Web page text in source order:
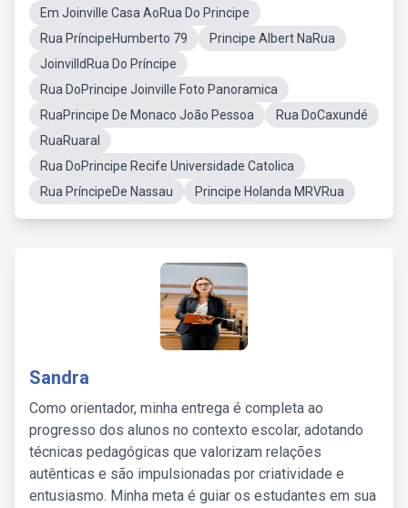
Em Joinville Casa AoRua Do Principe
Rua PríncipeHumberto 79
Principe Albert NaRua
JoinvilldRua Do Príncipe
Rua DoPrincipe Joinville Foto Panoramica
RuaPrincipe De Monaco João Pessoa
Rua DoCaxundé
RuaRuaral
Rua DoPrincipe Recife Universidade Catolica
Rua PríncipeDe Nassau
Principe Holanda MRVRua
Sandra
Como orientador, minha entrega é completa ao
progresso dos alunos no contexto escolar, adotando
técnicas pedagógicas que valorizam relações
autênticas e são impulsionadas por criatividade e
entusiasmo. Minha meta é guiar os estudantes em sua